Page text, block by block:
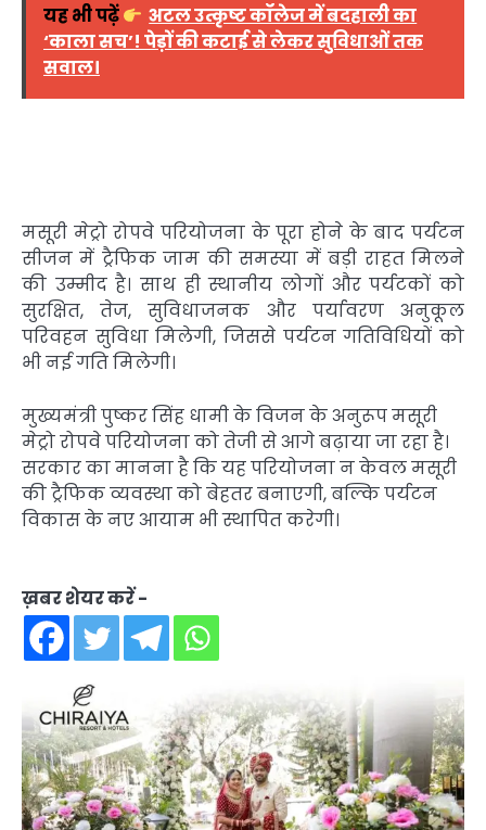
यह भी पढ़ें
अटल उत्कृष्ट कॉलेज में बदहाली का
‘काला सच’! पेड़ों की कटाई से लेकर सुविधाओं तक
सवाल।
मसूरी मेट्रो रोपवे परियोजना के पूरा होने के बाद पर्यटन
सीजन में ट्रैफिक जाम की समस्या में बड़ी राहत मिलने
की उम्मीद है। साथ ही स्थानीय लोगों और पर्यटकों को
सुरक्षित, तेज, सुविधाजनक और पर्यावरण अनुकूल
परिवहन सुविधा मिलेगी, जिससे पर्यटन गतिविधियों को
भी नई गति मिलेगी।
मुख्यमंत्री पुष्कर सिंह धामी के विजन के अनुरूप मसूरी
मेट्रो रोपवे परियोजना को तेजी से आगे बढ़ाया जा रहा है।
सरकार का मानना है कि यह परियोजना न केवल मसूरी
की ट्रैफिक व्यवस्था को बेहतर बनाएगी, बल्कि पर्यटन
विकास के नए आयाम भी स्थापित करेगी।
ख़बर शेयर करें -